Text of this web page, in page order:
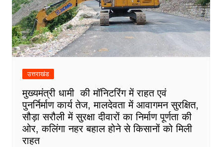
उत्तराखंड
मुख्यमंत्री धामी की मॉनिटरिंग में राहत एवं
पुनर्निर्माण कार्य तेज, मालदेवता में आवागमन सुरक्षित,
सौड़ा सरौली में सुरक्षा दीवारों का निर्माण पूर्णता की
ओर, कलिंगा नहर बहाल होने से किसानों को मिली
राहत